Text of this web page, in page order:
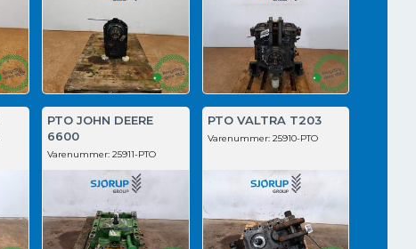
PTO JOHN DEERE
6600
Varenummer: 25911-PTO
PTO VALTRA T203
Varenummer: 25910-PTO